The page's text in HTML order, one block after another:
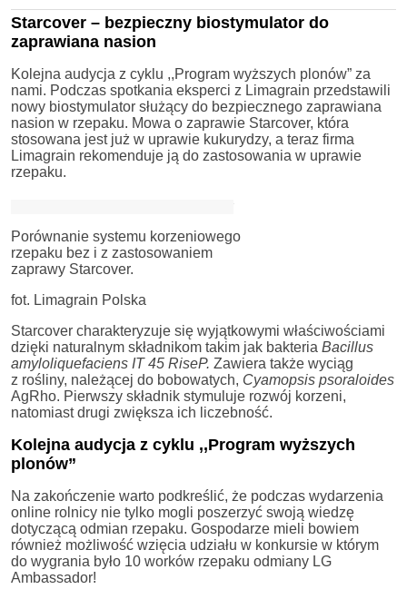
Starcover – bezpieczny biostymulator do
zaprawiana nasion
Kolejna audycja z cyklu ,,Program wyższych plonów” za
nami. Podczas spotkania eksperci z Limagrain przedstawili
nowy biostymulator służący do bezpiecznego zaprawiana
nasion w rzepaku. Mowa o zaprawie Starcover, która
stosowana jest już w uprawie kukurydzy, a teraz firma
Limagrain rekomenduje ją do zastosowania w uprawie
rzepaku.
Porównanie systemu korzeniowego
rzepaku bez i z zastosowaniem
zaprawy Starcover.
fot. Limagrain Polska
Starcover charakteryzuje się wyjątkowymi właściwościami
dzięki naturalnym składnikom takim jak bakteria Bacillus
amyloliquefaciens IT 45 RiseP. Zawiera także wyciąg
z rośliny, należącej do bobowatych, Cyamopsis psoraloides
AgRho. Pierwszy składnik stymuluje rozwój korzeni,
natomiast drugi zwiększa ich liczebność.
Kolejna audycja z cyklu ,,Program wyższych
plonów”
Na zakończenie warto podkreślić, że podczas wydarzenia
online rolnicy nie tylko mogli poszerzyć swoją wiedzę
dotyczącą odmian rzepaku. Gospodarze mieli bowiem
również możliwość wzięcia udziału w konkursie w którym
do wygrania było 10 worków rzepaku odmiany LG
Ambassador!